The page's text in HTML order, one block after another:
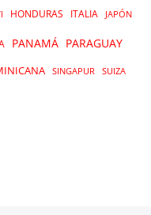
HONDURAS ITALIA JAPÓN
PANAMÁ PARAGUAY
SINGAPUR SUIZA